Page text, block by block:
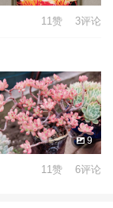
11赞 3评论
9
11赞 6评论